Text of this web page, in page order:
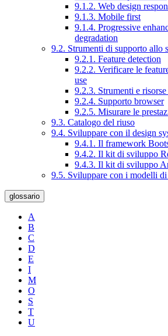
9.1.2. Web design
9.1.3. Mobile first
9.1.4. Progressive
degradation
9.2. Strumenti di supporto allo
9.2.1. Feature detection
9.2.2. Verificare le
use
9.2.3. Strumenti e
9.2.4. Supporto browser
9.2.5. Misurare le
9.3. Catalogo del riuso
9.4. Sviluppare con il design
9.4.1. Il framework
9.4.2. Il kit di sviluppo
9.4.3. Il kit di sviluppo
9.5. Sviluppare con i modelli
glossario
A
B
C
D
E
I
M
O
S
T
U